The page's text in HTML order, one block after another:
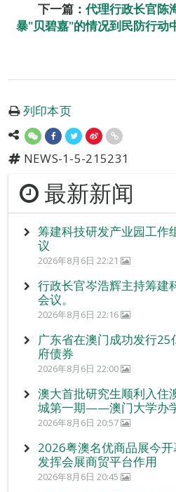
下一篇： 代理行政长官陈
暴"贝碧嘉"的情况到民防行动
列印本页
NEWS-1-5-215231
最新新闻
筹建科技研发产业园工作
议
2026年8月6日 22:21
行政长官岑浩辉主持筹建
会议。
2026年8月6日 22:16
广东省在澳门成功发行
府债券
2026年8月6日 22:00
澳大首批研究生顺利入住
城第一期——澳门大学办
2026年8月6日 20:57
2026粤澳名优商品展今
发挥会展商贸平台作用
2026年8月6日 20:45